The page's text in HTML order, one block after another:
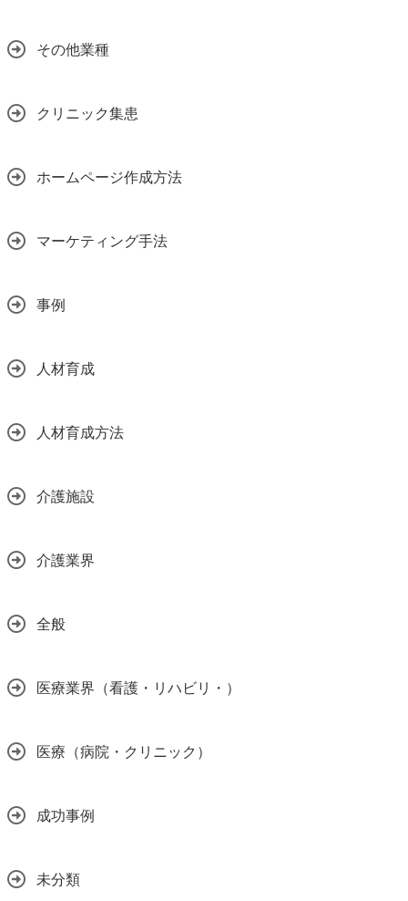
その他業種
クリニック集患
ホームページ作成方法
マーケティング手法
事例
人材育成
人材育成方法
介護施設
介護業界
全般
医療業界（看護・リハビリ・）
医療（病院・クリニック）
成功事例
未分類